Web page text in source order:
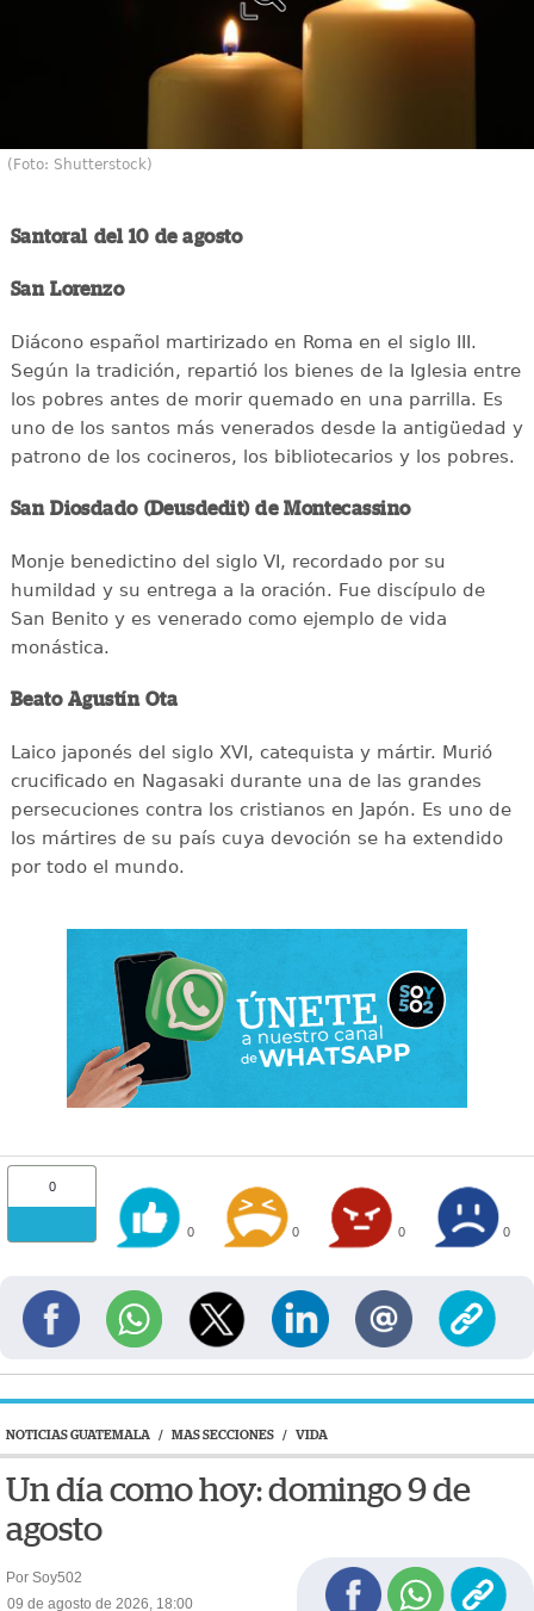
(Foto: Shutterstock)
Santoral del 10 de agosto
San Lorenzo
Diácono español martirizado en Roma en el siglo III.
Según la tradición, repartió los bienes de la Iglesia entre
los pobres antes de morir quemado en una parrilla. Es
uno de los santos más venerados desde la antigüedad y
patrono de los cocineros, los bibliotecarios y los pobres.
San Diosdado (Deusdedit) de Montecassino
Monje benedictino del siglo VI, recordado por su
humildad y su entrega a la oración. Fue discípulo de
San Benito y es venerado como ejemplo de vida
monástica.
Beato Agustín Ota
Laico japonés del siglo XVI, catequista y mártir. Murió
crucificado en Nagasaki durante una de las grandes
persecuciones contra los cristianos en Japón. Es uno de
los mártires de su país cuya devoción se ha extendido
por todo el mundo.
0
0 0 0 0
NOTICIAS GUATEMALA / MAS SECCIONES / VIDA
Un día como hoy: domingo 9 de
agosto
Por Soy502
09 de agosto de 2026, 18:00